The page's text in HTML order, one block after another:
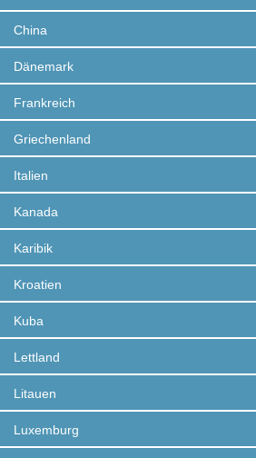
China
Dänemark
Frankreich
Griechenland
Italien
Kanada
Karibik
Kroatien
Kuba
Lettland
Litauen
Luxemburg